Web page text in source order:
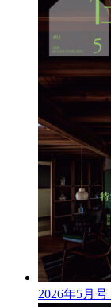
2026年5月号